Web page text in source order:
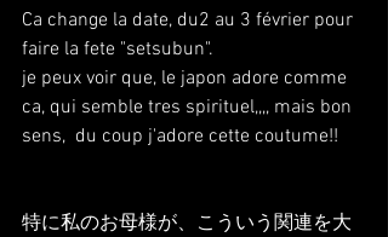
Ca change la date, du2 au 3 février pour
faire la fete "setsubun".
je peux voir que, le japon adore comme
ca, qui semble tres spirituel,,,, mais bon
sens,  du coup j'adore cette coutume!!
特に私のお母様が、こういう関連を大